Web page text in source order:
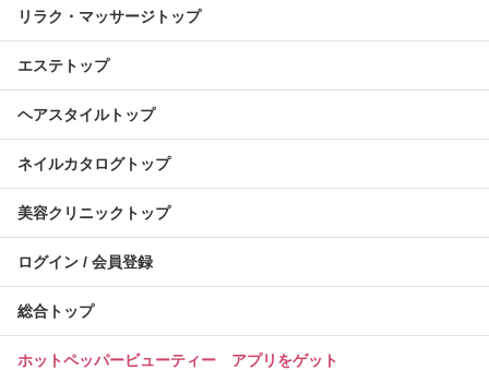
リラク・マッサージトップ
エステトップ
ヘアスタイルトップ
ネイルカタログトップ
美容クリニックトップ
ログイン / 会員登録
総合トップ
ホットペッパービューティー アプリをゲット